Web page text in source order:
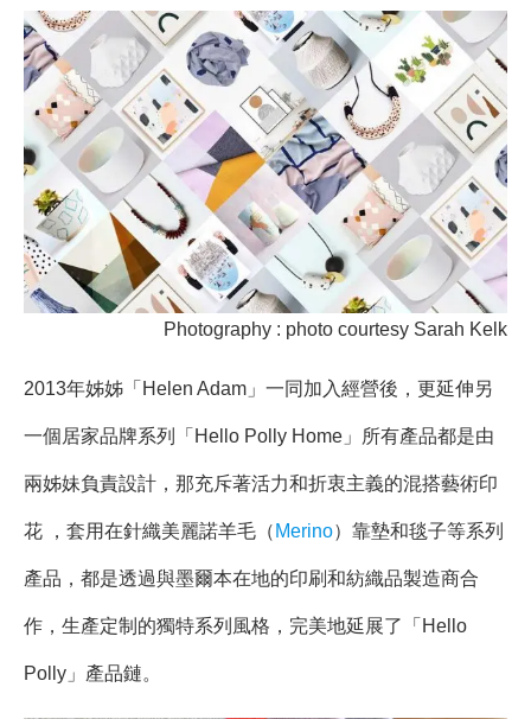
Photography : photo courtesy Sarah Kelk
2013年姊姊「Helen Adam」一同加入經營後，更延伸另
一個居家品牌系列「Hello Polly Home」所有產品都是由
兩姊妹負責設計，那充斥著活力和折衷主義的混搭藝術印
花 ，套用在針織美麗諾羊毛（ Merino）靠墊和毯子等系列
產品，都是透過與墨爾本在地的印刷和紡織品製造商合
作，生產定制的獨特系列風格，完美地延展了「Hello
Polly」產品鏈。